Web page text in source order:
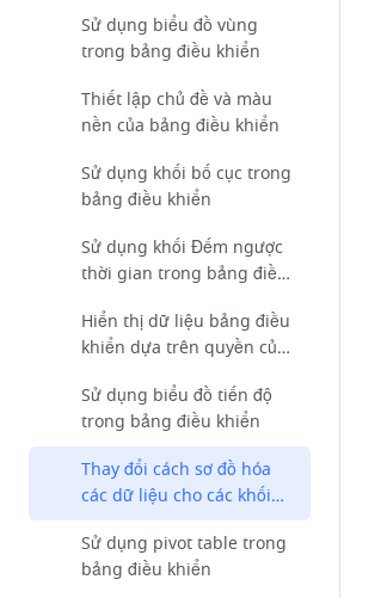
Sử dụng biểu đồ vùng
trong bảng điều khiển
Thiết lập chủ đề và màu
nền của bảng điều khiển
Sử dụng khối bố cục trong
bảng điều khiển
Sử dụng khối Đếm ngược
thời gian trong bảng điều
Hiển thị dữ liệu bảng điều
khiển dựa trên quyền của
Sử dụng biểu đồ tiến độ
trong bảng điều khiển
Thay đổi cách sơ đồ hóa
các dữ liệu cho các khối
biểu đồ trong bảng điều
khiển
Sử dụng pivot table trong
bảng điều khiển